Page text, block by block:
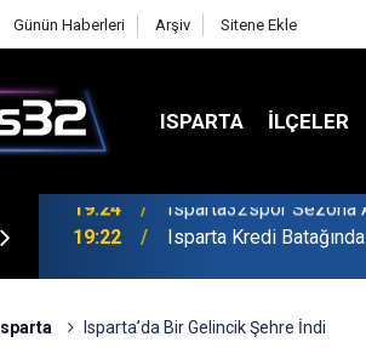
Günün Haberleri Arşiv Sitene Ekle
ISPARTA İLÇELER
19:22 Isparta Kredi Batağında
Isparta Isparta’da Bir Gelincik Şehre İndi